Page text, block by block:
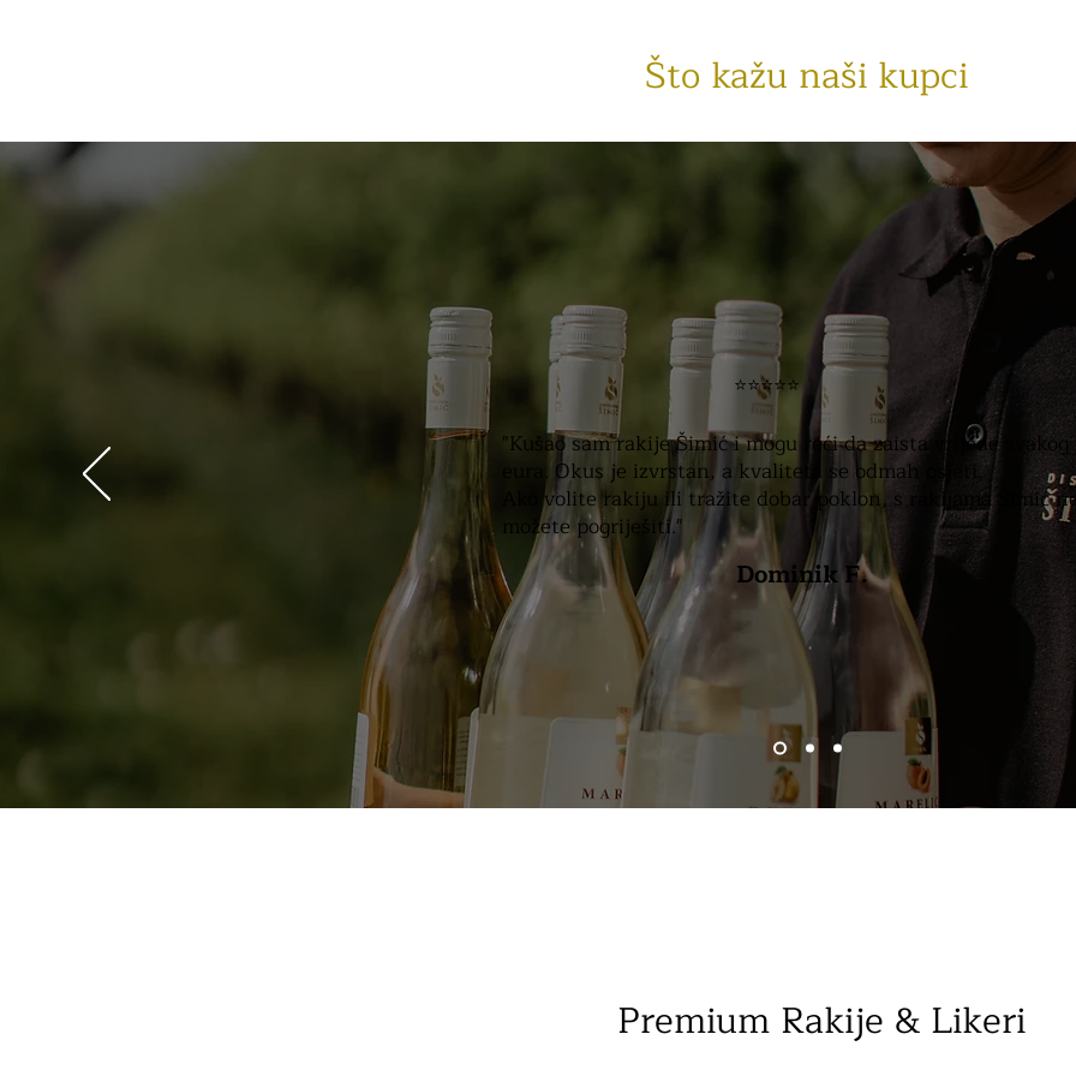
Što kažu naši kupci
⭐⭐⭐⭐⭐
"Kušao sam rakije Šimić i mogu reći da zaista vrijede svakog
eura. Okus je izvrstan, a kvaliteta se odmah osjeti.
Ako volite rakiju ili tražite dobar poklon, s rakijama Šimić
možete pogriješiti."
Dominik F.
Premium Rakije & Likeri